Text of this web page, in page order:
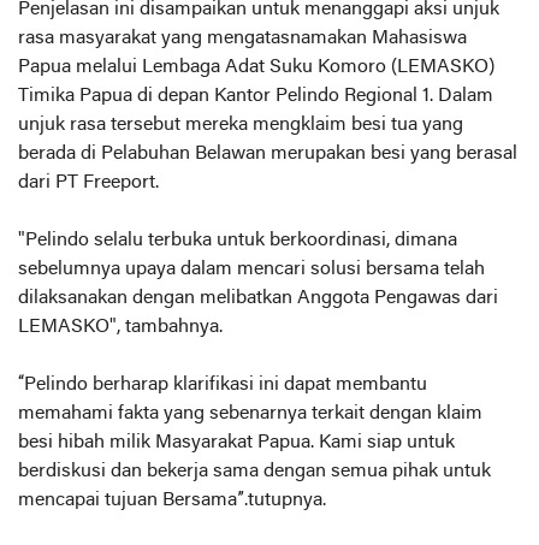
Penjelasan ini disampaikan untuk menanggapi aksi unjuk
rasa masyarakat yang mengatasnamakan Mahasiswa
Papua melalui Lembaga Adat Suku Komoro (LEMASKO)
Timika Papua di depan Kantor Pelindo Regional 1. Dalam
unjuk rasa tersebut mereka mengklaim besi tua yang
berada di Pelabuhan Belawan merupakan besi yang berasal
dari PT Freeport.
"Pelindo selalu terbuka untuk berkoordinasi, dimana
sebelumnya upaya dalam mencari solusi bersama telah
dilaksanakan dengan melibatkan Anggota Pengawas dari
LEMASKO", tambahnya.
“Pelindo berharap klarifikasi ini dapat membantu
memahami fakta yang sebenarnya terkait dengan klaim
besi hibah milik Masyarakat Papua. Kami siap untuk
berdiskusi dan bekerja sama dengan semua pihak untuk
mencapai tujuan Bersama”.tutupnya.